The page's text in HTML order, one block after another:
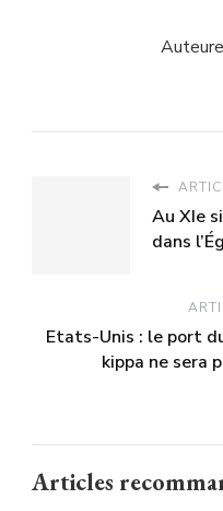
Au XIe
dans
Etats-Unis : le port
kippa ne sera
Articles